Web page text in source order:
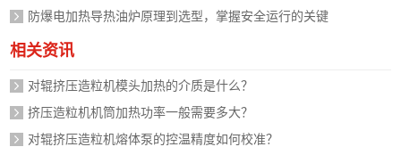
防爆电加热导热油炉原理到选型，掌握安全运行的关键
相关资讯
对辊挤压造粒机模头加热的介质是什么？
挤压造粒机机筒加热功率一般需要多大？
对辊挤压造粒机熔体泵的控温精度如何校准？